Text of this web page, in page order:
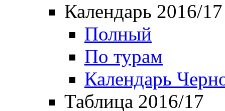
Календарь 2016/17
Полный
По турам
Календарь
Таблица 2016/17